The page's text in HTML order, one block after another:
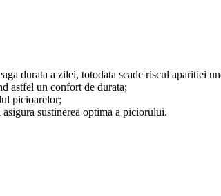
durata a zilei, totodata scade riscul aparitiei
astfel un confort de durata;
picioarelor;
sustinerea optima a piciorului.